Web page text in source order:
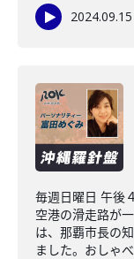
2024.09.15
毎週日曜日 午後
空港の滑走路が
は、那覇市長の
ました。おしゃ